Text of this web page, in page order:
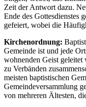
Zeit der Antwort dazu.
Ende des Gottesdienstes
gefeiert, wobei die
Kirchenordnung:
Gemeinde ist und jede
wohnenden Geist
zu Verbänden
meisten baptistischen
Gemeindeversammlung
von mehreren Ältesten,